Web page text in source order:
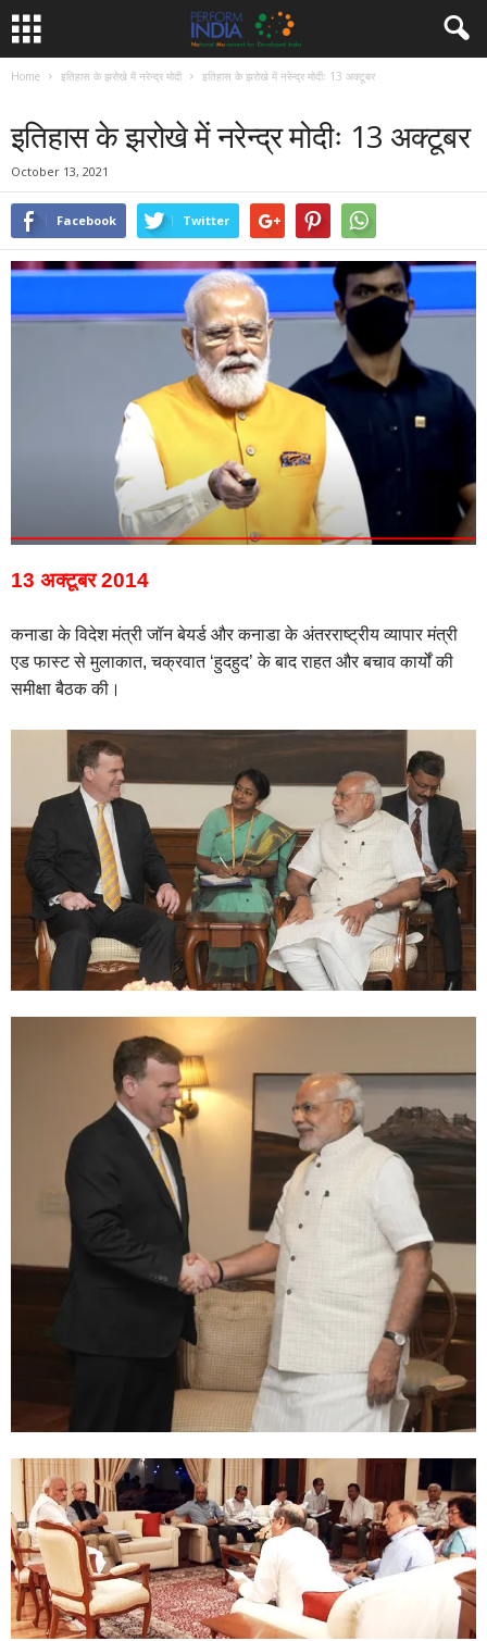
Home इतिहास के झरोखे में नरेन्द्र मोदी इतिहास के झरोखे में नरेन्द्र मोदीः 13 अक्टूबर
इतिहास के झरोखे में नरेन्द्र मोदीः 13 अक्टूबर
October 13, 2021
Facebook Twitter
13 अक्टूबर 2014
कनाडा के विदेश मंत्री जॉन बेयर्ड और कनाडा के अंतरराष्ट्रीय व्यापार मंत्री
एड फास्ट से मुलाकात,चक्रवात ‘हुदहुद’ के बाद राहत और बचाव कार्यों की
समीक्षा बैठक की।